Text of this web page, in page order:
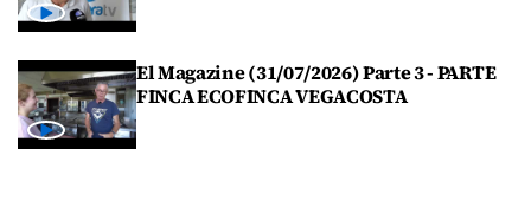
El Magazine (31/07/2026) Parte 3 - PARTE
FINCA ECOFINCA VEGACOSTA